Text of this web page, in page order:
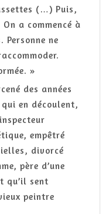
(…) Puis,
a commencé à
ne
»
des années
en découlent,
empêtré
divorcé
père d’une
qu’il sent
peintre